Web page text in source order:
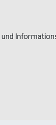
Science